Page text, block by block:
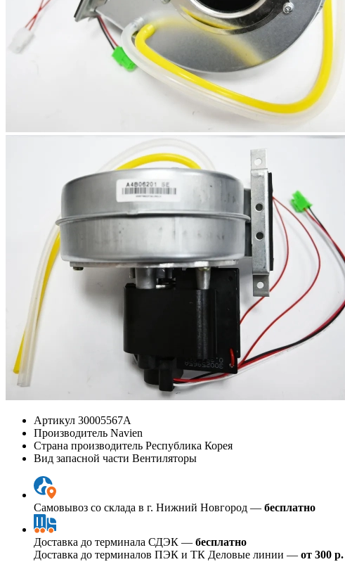
Артикул 30005567А
Производитель Navien
Страна производитель Республика Корея
Вид запасной части Вентиляторы
Самовывоз со склада в г. Нижний Новгород — бесплатно
Доставка до терминала СДЭК — бесплатно
Доставка до терминалов ПЭК и ТК Деловые линии — от 300 р.